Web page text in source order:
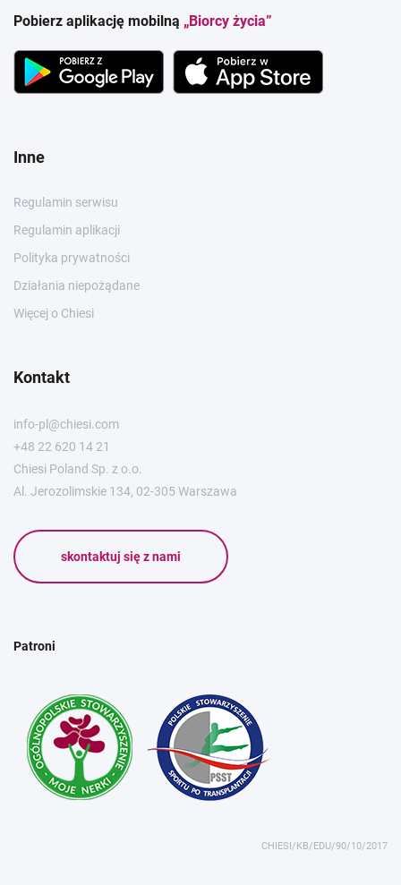
Pobierz aplikację mobilną „Biorcy życia”
Inne
Regulamin serwisu
Regulamin aplikacji
Polityka prywatności
Działania niepożądane
Więcej o Chiesi
Kontakt
info-pl@chiesi.com
+48 22 620 14 21
Chiesi Poland Sp. z o.o.
Al. Jerozolimskie 134, 02-305 Warszawa
skontaktuj się z nami
Patroni
CHIESI/KB/EDU/90/10/2017